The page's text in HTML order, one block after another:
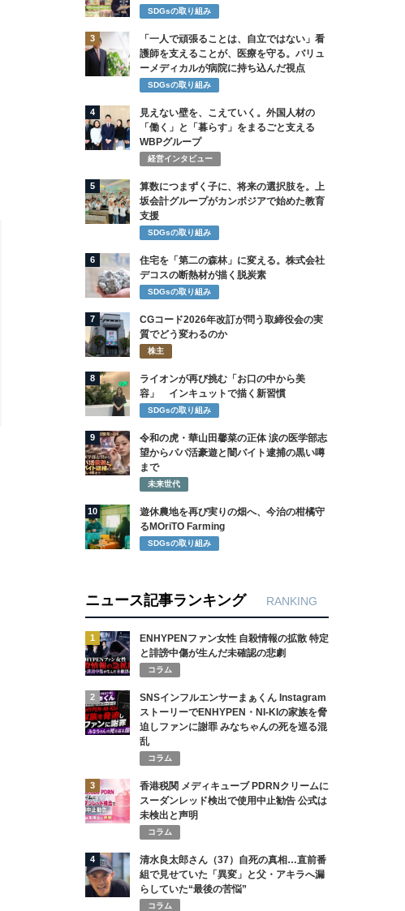
SDGsの取り組み
3
「一人で頑張ることは、自立ではない」看
護師を支えることが、医療を守る。バリュ
ーメディカルが病院に持ち込んだ視点
SDGsの取り組み
4
見えない壁を、こえていく。外国人材の
「働く」と「暮らす」をまるごと支える
WBPグループ
経営インタビュー
5
算数につまずく子に、将来の選択肢を。上
坂会計グループがカンボジアで始めた教育
支援
SDGsの取り組み
6
住宅を「第二の森林」に変える。株式会社
デコスの断熱材が描く脱炭素
SDGsの取り組み
7
CGコード2026年改訂が問う取締役会の実
質でどう変わるのか
株主
8
ライオンが再び挑む「お口の中から美
容」 インキュットで描く新習慣
SDGsの取り組み
9
令和の虎・華山田馨菜の正体 涙の医学部志
望からパパ活豪遊と闇バイト逮捕の黒い噂
まで
未来世代
10
遊休農地を再び実りの畑へ、今治の柑橘守
るMOriTO Farming
SDGsの取り組み
ニュース記事ランキング RANKING
1
ENHYPENファン女性 自殺情報の拡散 特定
と誹謗中傷が生んだ未確認の悲劇
コラム
2
SNSインフルエンサーまぁくん Instagram
ストーリーでENHYPEN・NI-KIの家族を脅
迫しファンに謝罪 みなちゃんの死を巡る混
乱
コラム
3
香港税関 メディキューブ PDRNクリームに
スーダンレッド検出で使用中止勧告 公式は
未検出と声明
コラム
4
清水良太郎さん（37）自死の真相…直前番
組で見せていた「異変」と父・アキラへ漏
らしていた“最後の苦悩”
コラム